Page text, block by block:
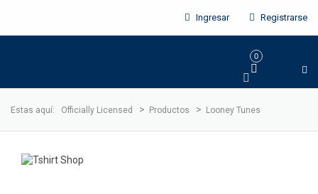
Ingresar Registrarse
0
Estas aquí: Officially Licensed > Productos > Looney Tunes